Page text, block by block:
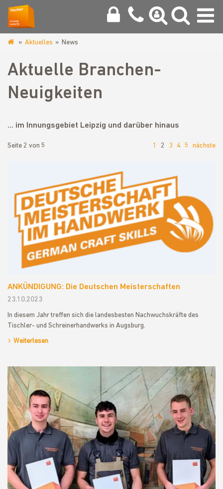
leipzig.de
Aktuelles News
Aktuelle Branchen-
Neuigkeiten
... im Innungsgebiet Leipzig und darüber hinaus
Seite 2 von 5 1 2 3 4 5 nächste
ANKÜNDIGUNG: Die Deutschen Meisterschaften
23.10.2023
In diesem Jahr treffen sich die landesbesten Nachwuchskräfte des
Tischler- und Schreinerhandwerks in Augsburg.
Weiterlesen